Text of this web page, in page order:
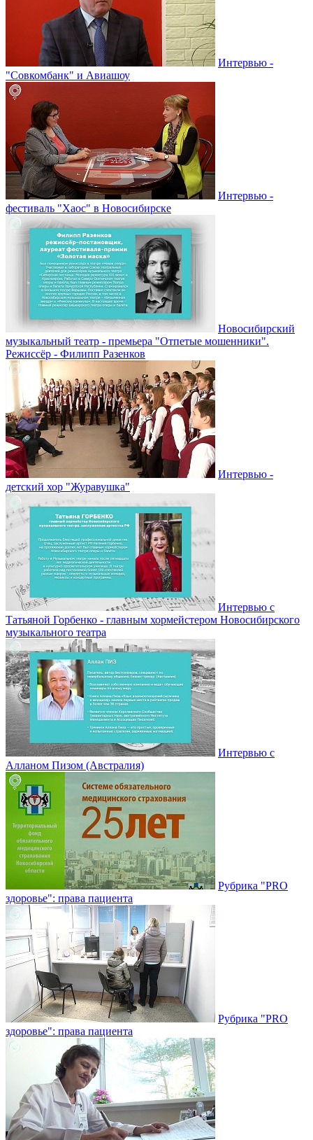
Интервью -
"Совкомбанк" и Авиашоу
Интервью -
фестиваль "Хаос" в Новосибирске
Новосибирский
музыкальный театр - премьера "Отпетые мошенники".
Режиссёр - Филипп Разенков
Интервью -
детский хор "Журавушка"
Интервью с
Татьяной Горбенко - главным хормейстером Новосибирского
музыкального театра
Интервью с
Алланом Пизом (Австралия)
Рубрика "PRO
здоровье": права пациента
Рубрика "PRO
здоровье": права пациента